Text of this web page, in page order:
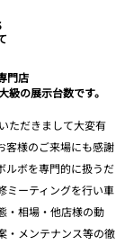
門店
級の展示台数です。
ただきまして大変有
客様のご来場にも感謝
ルボを専門的に扱うだ
ミーティングを行い車
・相場・他店様の動
・メンテナンス等の徹